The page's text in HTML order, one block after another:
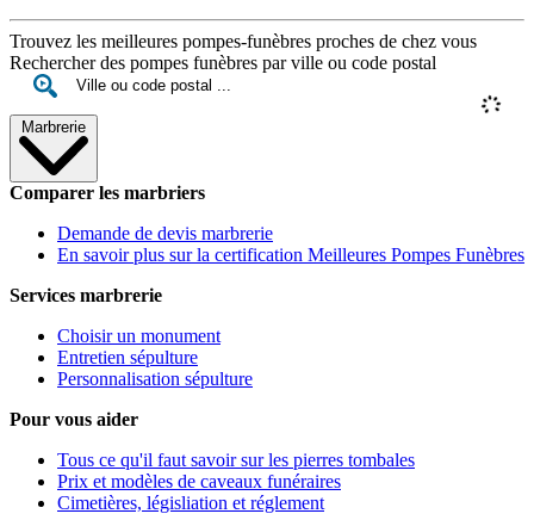
Trouvez les meilleures pompes-funèbres proches de chez vous
Rechercher des pompes funèbres par ville ou code postal
Marbrerie
Comparer les marbriers
Demande de devis marbrerie
En savoir plus sur la certification Meilleures Pompes Funèbres
Services marbrerie
Choisir un monument
Entretien sépulture
Personnalisation sépulture
Pour vous aider
Tous ce qu'il faut savoir sur les pierres tombales
Prix et modèles de caveaux funéraires
Cimetières, législiation et réglement